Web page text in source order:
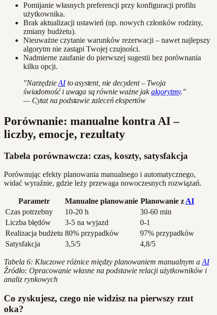
Pomijanie własnych preferencji przy konfiguracji profilu
użytkownika.
Brak aktualizacji ustawień (np. nowych członków rodziny,
zmiany budżetu).
Nieuważne czytanie warunków rezerwacji – nawet najlepszy
algorytm nie zastąpi Twojej czujności.
Nadmierne zaufanie do pierwszej sugestii bez porównania
kilku opcji.
"NarzędzieAIto asystent, nie decydent – Twoja
świadomość i uwaga są równie ważne jakalgorytmy."
— Cytat na podstawie zaleceń ekspertów
Porównanie: manualne kontra AI –
liczby, emocje, rezultaty
Tabela porównawcza: czas, koszty, satysfakcja
Porównując efekty planowania manualnego i automatycznego,
widać wyraźnie, gdzie leży przewaga nowoczesnych rozwiązań.
Parametr Manualne planowanie Planowanie zAI
Czas potrzebny
10-20 h
30-60 min
Liczba błędów
3-5 na wyjazd
0-1
Realizacja budżetu 80% przypadków
97% przypadków
Satysfakcja
3,5/5 4,8/5
Tabela 6: Kluczowe różnice między planowaniem manualnym aAI
Źródło: Opracowanie własne na podstawie relacji użytkowników i
analiz rynkowych
Co zyskujesz, czego nie widzisz na pierwszy rzut
oka?